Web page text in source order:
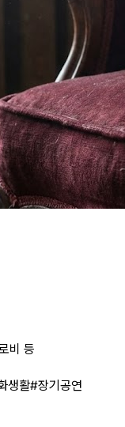
비 등
생활#장기공연